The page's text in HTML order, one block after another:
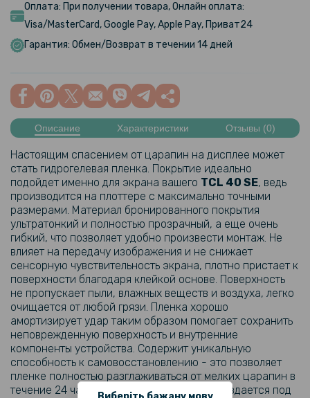
Оплата: При получении товара, Онлайн оплата:
Visa/MasterCard, Google Pay, Apple Pay, Приват24
Гарантия: Обмен/Возврат в течении 14 дней
Описание Характеристики Отзывы (0)
Настоящим спасением от царапин на дисплее может
стать гидрогелевая пленка. Покрытие идеально
подойдет именно для экрана вашего TCL 40 SE, ведь
производится на плоттере с максимально точными
размерами. Материал бронированного покрытия
ультратонкий и полностью прозрачный, а еще очень
гибкий, что позволяет удобно произвести монтаж. Не
влияет на передачу изображения и не снижает
сенсорную чувствительность экрана, плотно пристает к
поверхности благодаря клейкой основе. Поверхность
не пропускает пыли, влажных веществ и воздуха, легко
очищается от любой грязи. Пленка хорошо
амортизирует удар таким образом помогает сохранить
неповрежденную поверхность и внутренние
компоненты устройства. Содержит уникальную
способность к самовосстановлению - это позволяет
пленке полностью разглаживаться от мелких царапин в
течение 24 часов. Защитный аксессуар создается под